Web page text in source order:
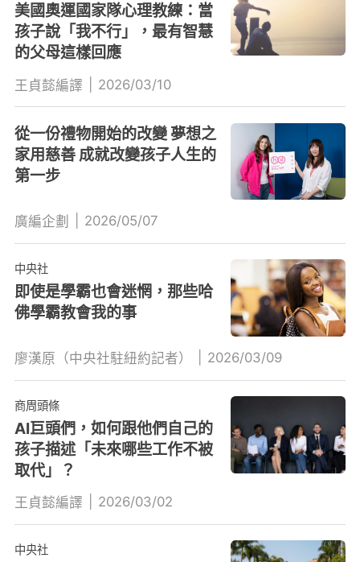
美國奧運國家隊心理教練：當
孩子說「我不行」，最有智慧
的父母這樣回應
王貞懿編譯 2026/03/10
從一份禮物開始的改變 夢想之
家用慈善 成就改變孩子人生的
第一步
廣編企劃 2026/05/07
中央社
即使是學霸也會迷惘，那些哈
佛學霸教會我的事
廖漢原（中央社駐紐約記者） 2026/03/09
商周頭條
AI巨頭們，如何跟他們自己的
孩子描述「未來哪些工作不被
取代」？
王貞懿編譯 2026/03/02
中央社